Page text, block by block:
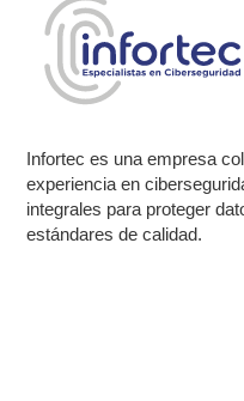
Infortec es una empresa
experiencia en
integrales para proteger
estándares de calidad.